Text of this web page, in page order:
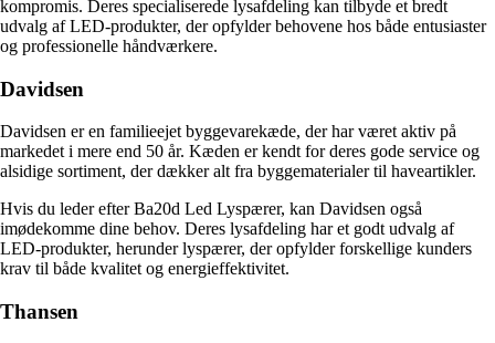
kompromis. Deres specialiserede lysafdeling kan tilbyde et bredt
udvalg af LED-produkter, der opfylder behovene hos både entusiaster
og professionelle håndværkere.
Davidsen
Davidsen er en familieejet byggevarekæde, der har været aktiv på
markedet i mere end 50 år. Kæden er kendt for deres gode service og
alsidige sortiment, der dækker alt fra byggematerialer til haveartikler.
Hvis du leder efter Ba20d Led Lyspærer, kan Davidsen også
imødekomme dine behov. Deres lysafdeling har et godt udvalg af
LED-produkter, herunder lyspærer, der opfylder forskellige kunders
krav til både kvalitet og energieffektivitet.
Thansen